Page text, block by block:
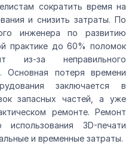
сократить время на
и снизить затраты. По
инженера по развитию
практике до 60% поломок
из-за неправильного
Основная потеря времени
заключается в
запасных частей, а уже
ремонте. Ремонт
3D-печати
и временные затраты.